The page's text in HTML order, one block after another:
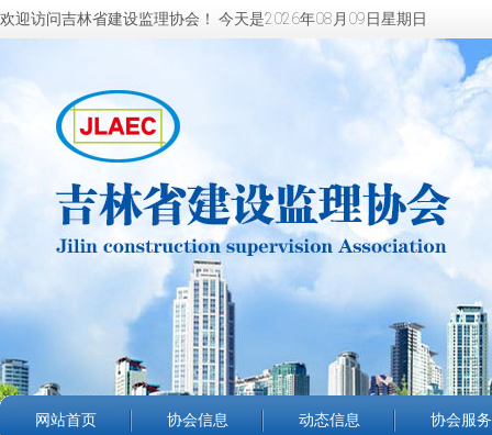
欢迎访问吉林省建设监理协会！ 今天是2026年08月09日星期日
网站首页 协会信息 动态信息 协会服务